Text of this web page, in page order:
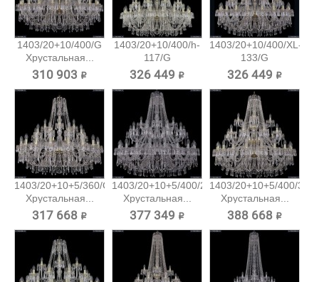
1403/20+10/400/G
Хрустальная...
310 903 ₽
1403/20+10/400/h-
117/G
Хрустальная...
326 449 ₽
1403/20+10/400/XL-
133/G
Хрустальная...
326 449 ₽
1403/20+10+5/360/G
Хрустальная...
317 668 ₽
1403/20+10+5/400/2d/Ni
Хрустальная...
377 349 ₽
1403/20+10+5/400/3d/G
Хрустальная...
388 668 ₽